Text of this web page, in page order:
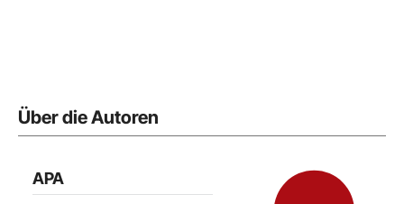
Über die Autoren
APA